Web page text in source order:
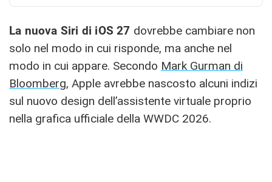
La nuova Siri di iOS 27 dovrebbe cambiare non
solo nel modo in cui risponde, ma anche nel
modo in cui appare. Secondo Mark Gurman di
Bloomberg, Apple avrebbe nascosto alcuni indizi
sul nuovo design dell’assistente virtuale proprio
nella grafica ufficiale della WWDC 2026.